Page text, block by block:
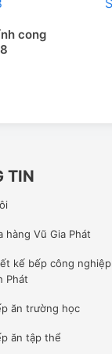
cong
TIN
hàng Vũ Gia Phát
kế bếp công nghiệp
Phát
ăn trường học
ăn tập thể